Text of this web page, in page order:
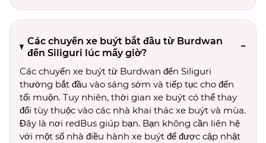
Các chuyến xe buýt bắt đầu từ Burdwan
đến Siliguri lúc mấy giờ?
Các chuyến xe buýt từ Burdwan đến Siliguri
thường bắt đầu vào sáng sớm và tiếp tục cho đến
tối muộn. Tuy nhiên, thời gian xe buýt có thể thay
đổi tùy thuộc vào các nhà khai thác xe buýt và mùa.
Đây là nơi redBus giúp bạn. Bạn không cần liên hệ
với một số nhà điều hành xe buýt để được cập nhật